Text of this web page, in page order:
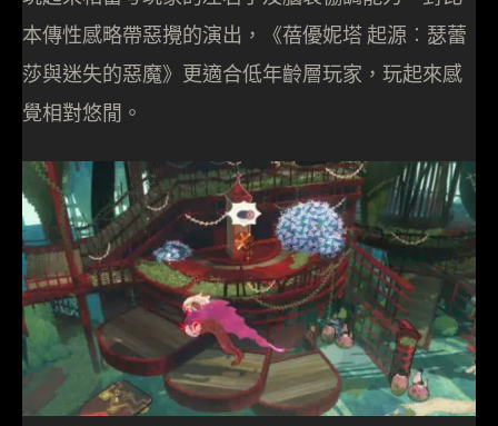
本傳性感略帶惡攪的演出，《蓓優妮塔 起源︰瑟蕾
莎與迷失的惡魔》更適合低年齡層玩家，玩起來感
覺相對悠閒。